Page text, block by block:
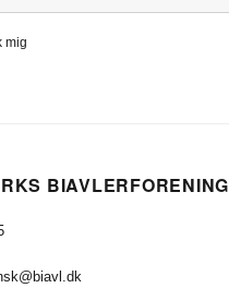
mig
BIAVLERFORENING